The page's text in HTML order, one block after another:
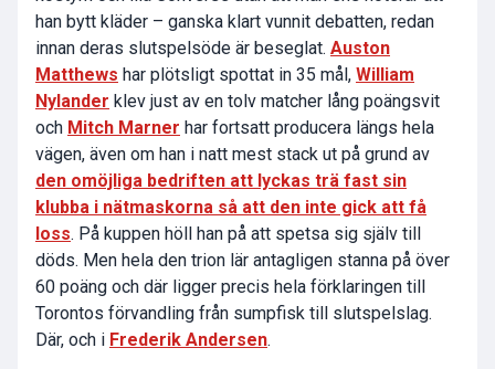
han bytt kläder – ganska klart vunnit debatten, redan
innan deras slutspelsöde är beseglat. Auston
Matthews har plötsligt spottat in 35 mål, William
Nylander klev just av en tolv matcher lång poängsvit
och Mitch Marner har fortsatt producera längs hela
vägen, även om han i natt mest stack ut på grund av
den omöjliga bedriften att lyckas trä fast sin
klubba i nätmaskorna så att den inte gick att få
loss. På kuppen höll han på att spetsa sig själv till
döds. Men hela den trion lär antagligen stanna på över
60 poäng och där ligger precis hela förklaringen till
Torontos förvandling från sumpfisk till slutspelslag.
Där, och i Frederik Andersen.